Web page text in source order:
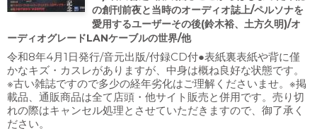
の創刊前夜と当時のオーディオ誌上/ペルソナを
愛用するユーザーその後(鈴木裕、土方久明)/オ
ーディオグレードLANケーブルの世界/他
令和8年4月1日発行/音元出版/付録CD付●表紙裏表紙や背に僅
かなキズ・カスレがありますが、中身は概ね良好な状態です。
※古い雑誌ですので多少の経年劣化はご理解くださいませ。※掲
載品、通販商品は全て店頭・他サイト販売と併用です。売り切
れの際はキャンセル処理とさせていただきますので、御了承く
ださい。